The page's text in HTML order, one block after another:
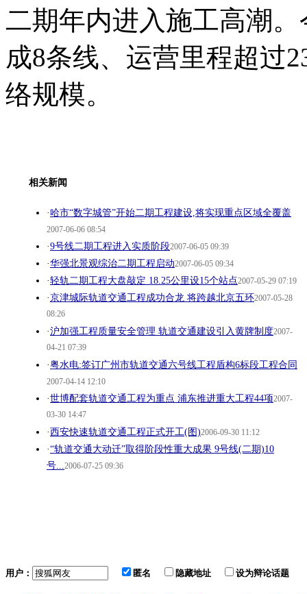
二期年内进入施工高潮
成8条线、运营里程超过
络规模。
相关新闻
·哈市“数字城管”开始二期工程建设,将实现重点区域全覆盖
2007-06-06 08:54
·9号线二期工程进入实质阶段2007-06-05 09:39
·华强北景观综治二期工程启动2007-06-05 09:34
·轻轨二期工程大盘敲定 18.25公里设15个站点2007-05-29 07:19
·京津城际轨道交通工程成功合龙 将跨越北京五环2007-05-28
08:26
·沪加强工程质量安全管理 轨道交通建设引入黄牌制度2007-
04-21 07:39
·粤水电:签订广州市轨道交通六号线工程盾构6标段工程合同
2007-04-14 12:10
·世博配套轨道交通工程为重点 浦东推进重大工程44项2007-
03-30 14:47
·西安快速轨道交通工程正式开工(图)2006-09-30 11:12
·“轨道交通大动迁”取得阶段性重大成果 9号线(二期)10
号...2006-07-25 09:36
用户： 匿名 隐藏地址 设为辩论话题